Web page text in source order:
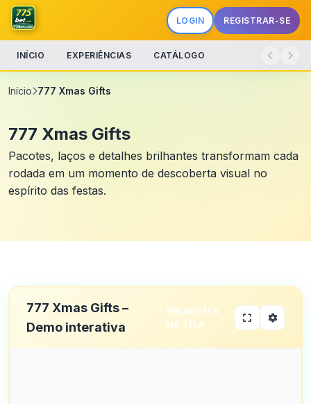
LOGIN REGISTRAR-SE
INÍCIO EXPERIÊNCIAS CATÁLOGO
Início 777 Xmas Gifts
777 Xmas Gifts
Pacotes, laços e detalhes brilhantes transformam cada
rodada em um momento de descoberta visual no
espírito das festas.
777 Xmas Gifts –
Demo interativa
PRESENTES
NA TELA